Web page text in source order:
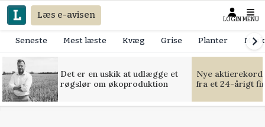
Læs e-avisen LOGIN MENU
Seneste Mest læste Kvæg Grise Planter
Det er en uskik at udlægge et
røgslør om økoproduktion
Nye
fra et 24-årigt